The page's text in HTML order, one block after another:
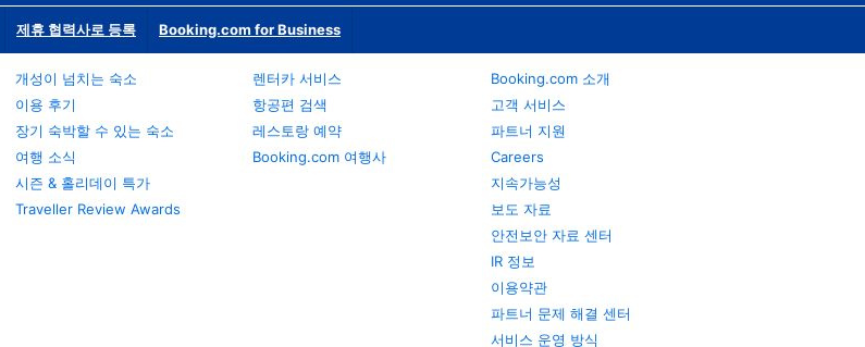
제휴 협력사로 등록 Booking.com for Business
개성이 넘치는 숙소
이용 후기
장기 숙박할 수 있는 숙소
여행 소식
시즌 & 홀리데이 특가
Traveller Review Awards
렌터카 서비스
항공편 검색
레스토랑 예약
Booking.com 여행사
Booking.com 소개
고객 서비스
파트너 지원
Careers
지속가능성
보도 자료
안전보안 자료 센터
IR 정보
이용약관
파트너 문제 해결 센터
서비스 운영 방식